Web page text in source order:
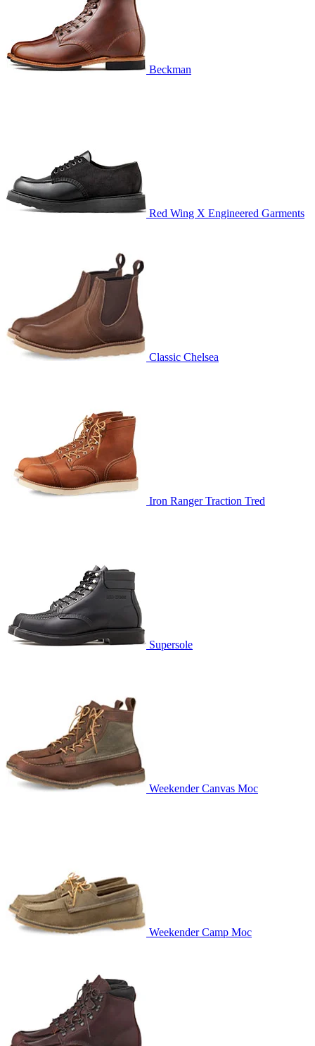
Beckman
Red Wing X Engineered Garments
Classic Chelsea
Iron Ranger Traction Tred
Supersole
Weekender Canvas Moc
Weekender Camp Moc